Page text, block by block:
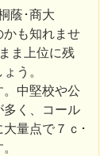
蔭･商大
かも知れませ
ま上位に残
う。
中堅校や公
多く、コール
量点で７ｃ･